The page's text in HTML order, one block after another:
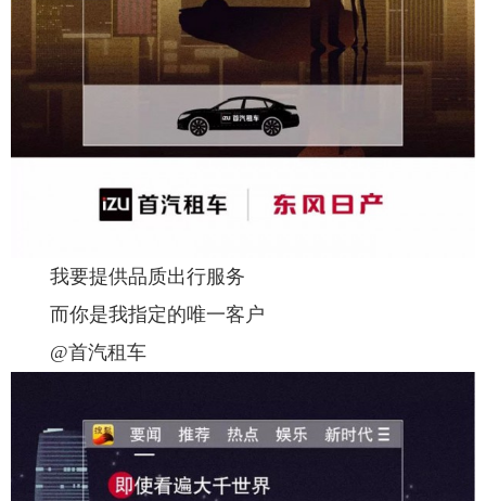
我要提供品质出行服务
而你是我指定的唯一客户
@首汽租车